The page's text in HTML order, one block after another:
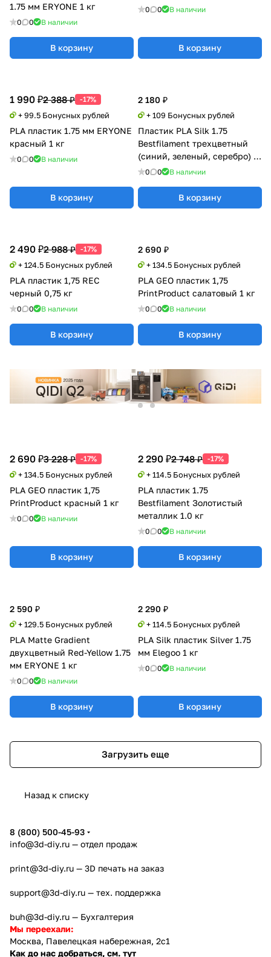
1.75 мм ERYONE 1 кг
0 0 В наличии
В корзину
0 0 В наличии
В корзину
2 180 ₽
+ 109 Бонусных рублей
Пластик PLA Silk 1.75
Bestfilament трехцветный
(синий, зеленый, серебро) 1
кг0 0 В наличии
В корзину
2 490 ₽2 988 ₽ -17%
+ 124.5 Бонусных рублей
PLA пластик 1,75 REC
черный 0,75 кг
0 0 В наличии
В корзину
2 690 ₽
+ 134.5 Бонусных рублей
PLA GEO пластик 1,75
PrintProduct салатовый 1 кг
0 0 В наличии
В корзину
2 690 ₽3 228 ₽ -17%
+ 134.5 Бонусных рублей
PLA GEO пластик 1,75
PrintProduct красный 1 кг
0 0 В наличии
В корзину
2 290 ₽2 748 ₽ -17%
+ 114.5 Бонусных рублей
PLA пластик 1.75
Bestfilament Золотистый
металлик 1.0 кг
0 0 В наличии
В корзину
1 990 ₽2 388 ₽ -17%
+ 99.5 Бонусных рублей
PLA пластик 1.75 мм ERYONE
красный 1 кг
0 0 В наличии
В корзину
2 590 ₽
+ 129.5 Бонусных рублей
PLA Matte Gradient
двухцветный Red-Yellow 1.75
мм ERYONE 1 кг
0 0 В наличии
В корзину
2 290 ₽
+ 114.5 Бонусных рублей
PLA Silk пластик Silver 1.75
мм Elegoo 1 кг
0 0 В наличии
В корзину
Загрузить еще
Назад к списку
8 (800) 500-45-93
info@3d-diy.ru — отдел продаж
print@3d-diy.ru — 3D печать на заказ
support@3d-diy.ru — тех. поддержка
buh@3d-diy.ru — Бухгалтерия
Мы переехали:
Москва, Павелецкая набережная, 2с1
Как до нас добраться, см. тут